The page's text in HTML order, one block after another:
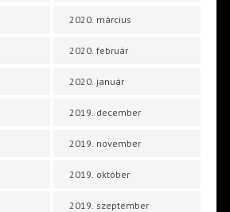
2020. március
2020. február
2020. január
2019. december
2019. november
2019. október
2019. szeptember